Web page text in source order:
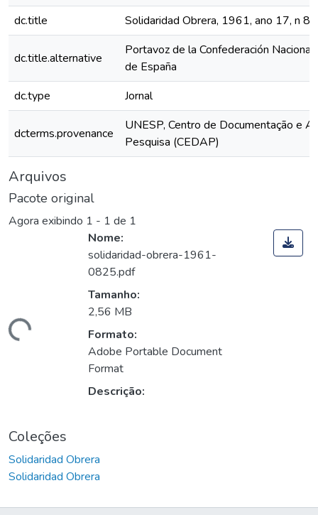
dc.title
Solidaridad Obrera, 1961, ano 17, n
dc.title.alternative
Portavoz de la Confederación Nacional
de España
dc.type
Jornal
dcterms.provenance
UNESP, Centro de Documentação e
Pesquisa (CEDAP)
Arquivos
Pacote original
Agora exibindo 1 - 1 de 1
Nome:
solidaridad-obrera-1961-
0825.pdf
Tamanho:
2,56 MB
Formato:
Adobe Portable Document
Format
Descrição:
Coleções
Solidaridad Obrera
Solidaridad Obrera